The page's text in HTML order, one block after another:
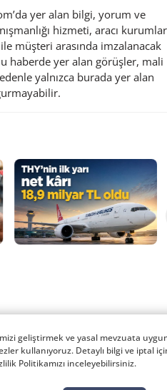
yer alan bilgi, yorum ve
hizmeti, aracı
müşteri arasında imzalanacak
haberde yer alan görüşler, mali
yalnızca burada yer alan
geliştirmek ve yasal mevzuata
kullanıyoruz. Detaylı bilgi ve iptal
Politikamızı inceleyebilirsiniz.